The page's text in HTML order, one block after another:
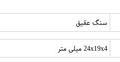
سنگ عقیق
24x19x4 میلی متر